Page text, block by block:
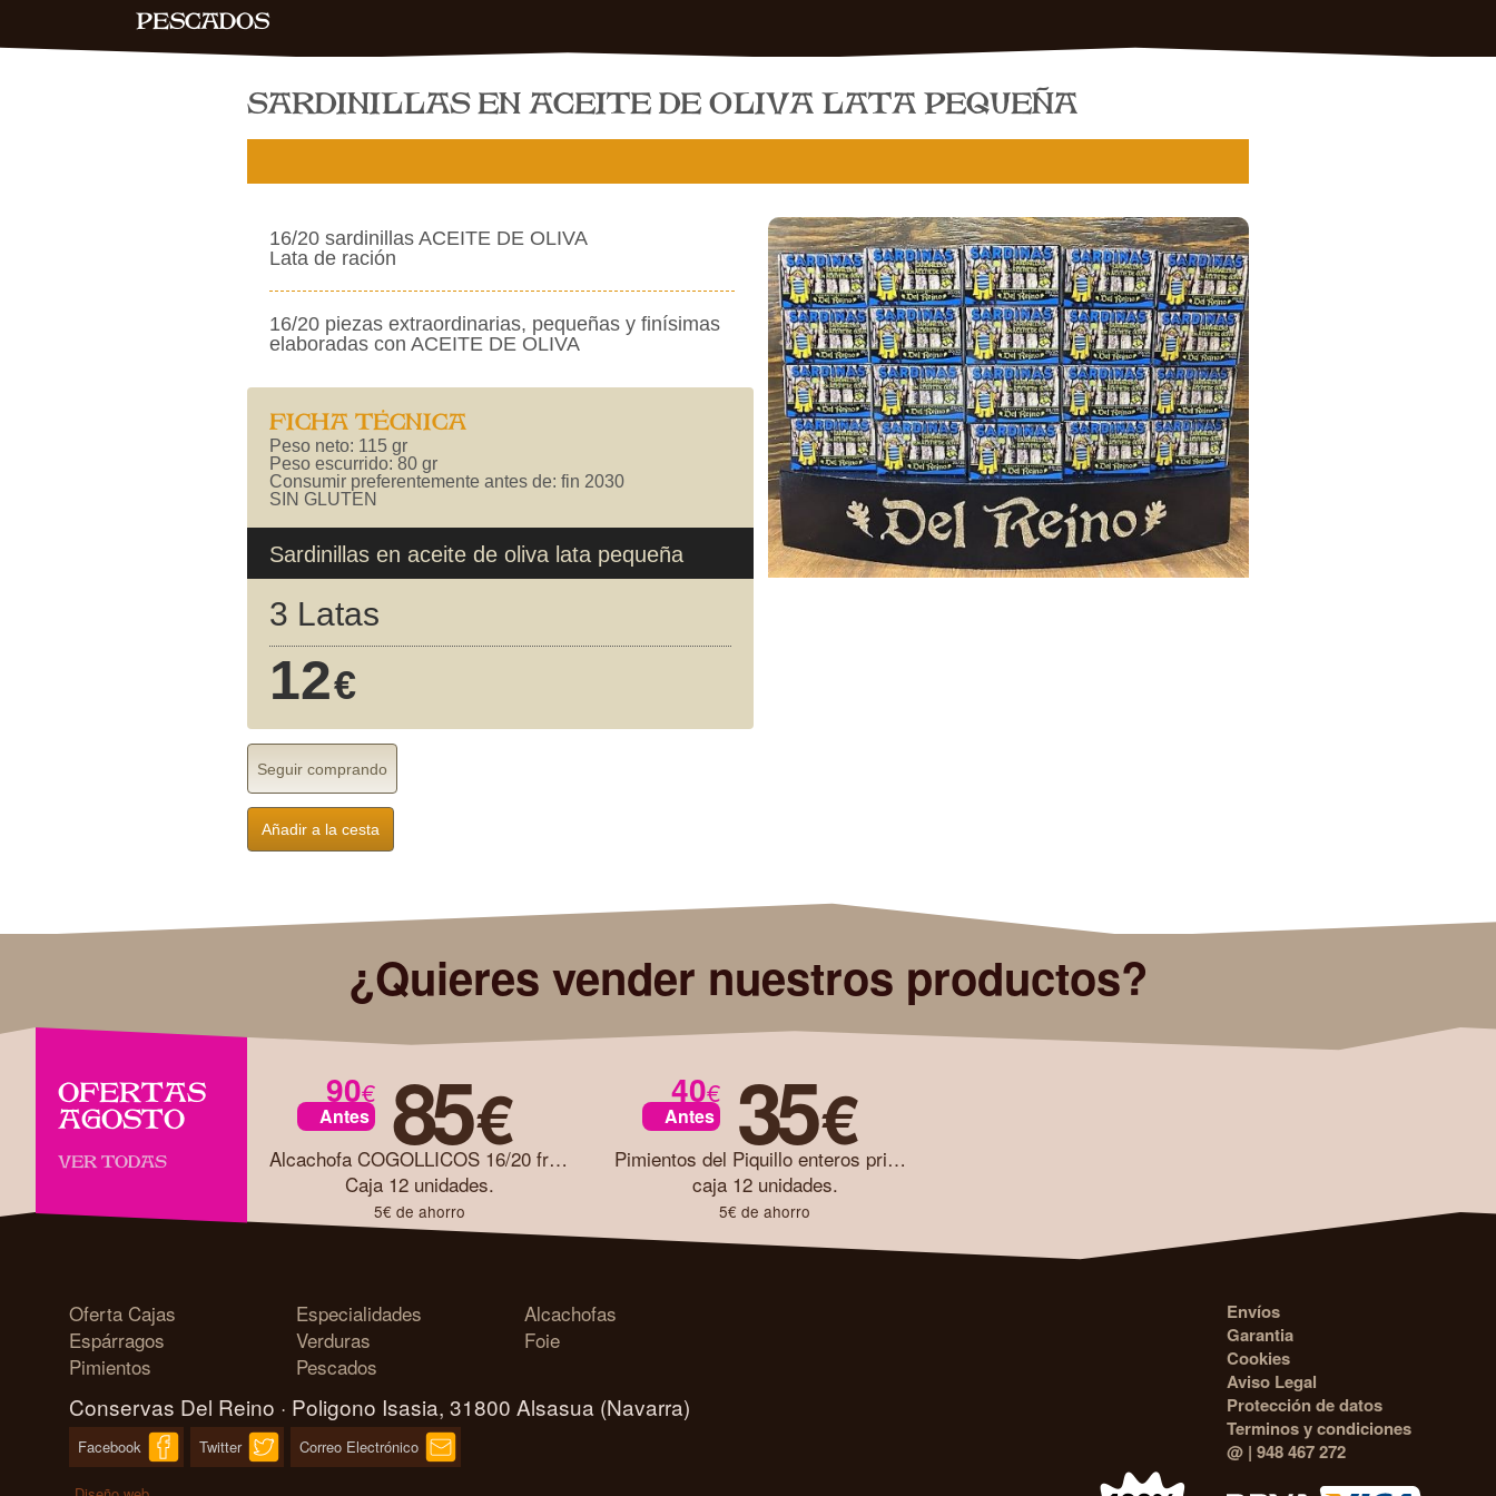
PESCADOS
SARDINILLAS EN ACEITE DE OLIVA LATA PEQUEÑA
16/20 sardinillas ACEITE DE OLIVA
Lata de ración
16/20 piezas extraordinarias, pequeñas y finísimas
elaboradas con ACEITE DE OLIVA
FICHA TÉCNICA
Peso neto: 115 gr
Peso escurrido: 80 gr
Consumir preferentemente antes de: fin 2030
SIN GLUTEN
Sardinillas en aceite de oliva lata pequeña
3 Latas
12€
Seguir comprando
Añadir a la cesta
¿Quieres vender nuestros productos?
OFERTAS
AGOSTO
VER TODAS
90€
Antes 85€
Alcachofa COGOLLICOS 16/20 frutos caja 12 unidades
Caja 12 unidades.
5€ de ahorro
40€
Antes 35€
Pimientos del Piquillo enteros primera caja 12 unidades
caja 12 unidades.
5€ de ahorro
Oferta Cajas
Espárragos
Pimientos
Especialidades
Verduras
Pescados
Alcachofas
Foie
Envíos
Garantia
Cookies
Aviso Legal
Protección de datos
Terminos y condiciones
@ | 948 467 272
Conservas Del Reino · Poligono Isasia, 31800 Alsasua (Navarra)
Facebook Twitter Correo Electrónico